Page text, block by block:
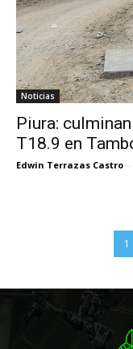
Noticias
Piura:
T18.9 en
Edwin Terrazas Castro -
1